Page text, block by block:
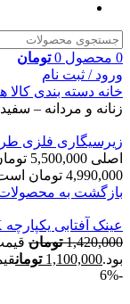
0 محصول 0 تومان
ورود / ثبت نام
خانه دسته بندی کالا
زنانه و مردانه –
زیرسیگاری فلزی
اصلی 5,500,000 تومان بود.
4,990,000 تومان است.
بازگشت به
عینک آفتابی یکپارچه Y2K فشن زنانه و مردانه - نقره ای
1,420,000 تومان
بود.1,100,000 تومانقیمت
-6%